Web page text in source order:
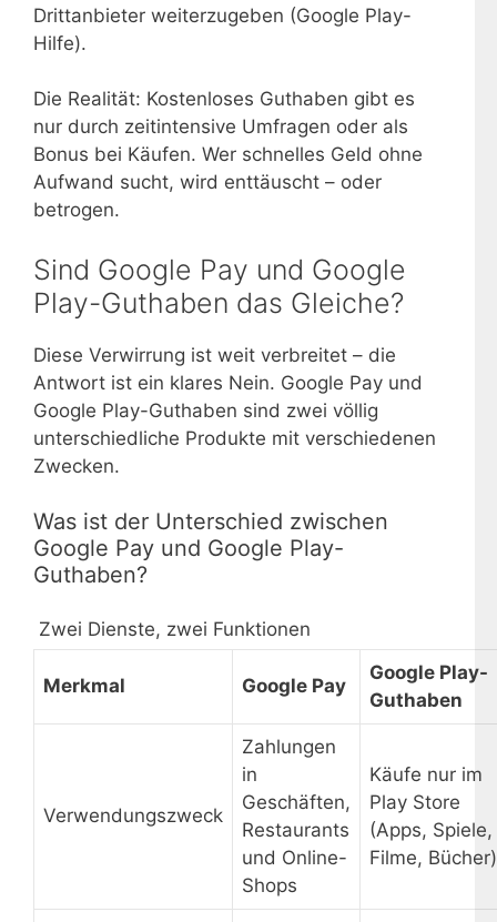
Drittanbieter weiterzugeben (Google Play-
Hilfe).
Die Realität: Kostenloses Guthaben gibt es
nur durch zeitintensive Umfragen oder als
Bonus bei Käufen. Wer schnelles Geld ohne
Aufwand sucht, wird enttäuscht – oder
betrogen.
Sind Google Pay und Google
Play-Guthaben das Gleiche?
Diese Verwirrung ist weit verbreitet – die
Antwort ist ein klares Nein. Google Pay und
Google Play-Guthaben sind zwei völlig
unterschiedliche Produkte mit verschiedenen
Zwecken.
Was ist der Unterschied zwischen
Google Pay und Google Play-
Guthaben?
Zwei Dienste, zwei Funktionen
Merkmal Google Pay
Google Play-
Guthaben
Verwendungszweck
Zahlungen
in
Geschäften,
Restaurants
und Online-
Shops
Käufe nur im
Play Store
(Apps, Spiele,
Filme, Bücher)